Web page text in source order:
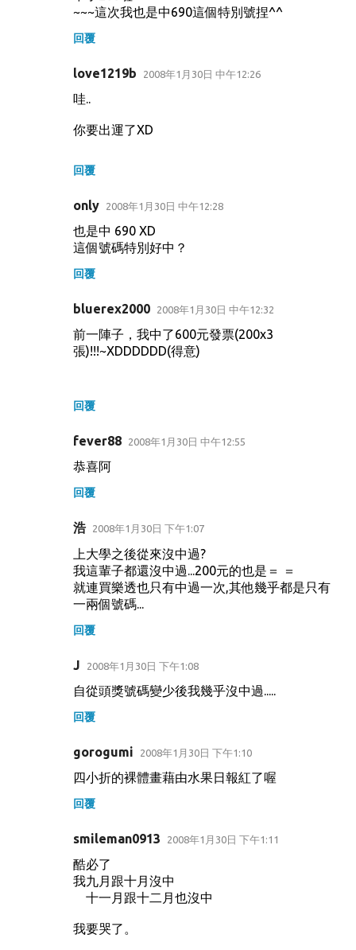
~~~這次我也是中690這個特別號捏^^
回覆
love1219b 2008年1月30日 中午12:26
哇..
你要出運了XD
回覆
only 2008年1月30日 中午12:28
也是中 690 XD
這個號碼特別好中？
回覆
bluerex2000 2008年1月30日 中午12:32
前一陣子，我中了600元發票(200x3
張)!!!~XDDDDDD(得意)
回覆
fever88 2008年1月30日 中午12:55
恭喜阿
回覆
浩 2008年1月30日 下午1:07
上大學之後從來沒中過?
我這輩子都還沒中過...200元的也是＝ ＝
就連買樂透也只有中過一次,其他幾乎都是只有
一兩個號碼...
回覆
J 2008年1月30日 下午1:08
自從頭獎號碼變少後我幾乎沒中過.....
回覆
gorogumi 2008年1月30日 下午1:10
四小折的裸體畫藉由水果日報紅了喔
回覆
smileman0913 2008年1月30日 下午1:11
酷必了
我九月跟十月沒中
十一月跟十二月也沒中
我要哭了。